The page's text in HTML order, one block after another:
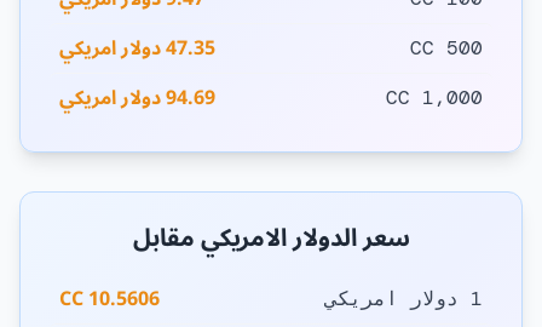
500 CC 47.35 دولار امريكي
1,000 CC 94.69 دولار امريكي
سعر الدولار الامريكي مقابل
1 دولار امريكي 10.5606 CC